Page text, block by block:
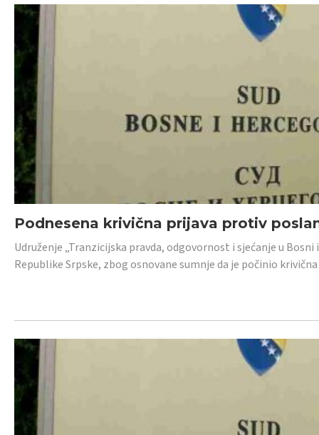
Podnesena krivična prijava protiv
Udruženje „Tranzicijska pravda, odgovornost i sjećanje u
Republike Srpske, zbog osnovane sumnje da je počinio